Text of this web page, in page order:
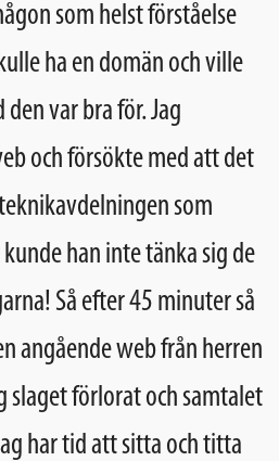
som helst förståelse
ha en domän och ville
var bra för. Jag
och försökte med att det
som
han inte tänka sig de
Så efter 45 minuter så
angående web från herren
slaget förlorat och samtalet
har tid att sitta och titta